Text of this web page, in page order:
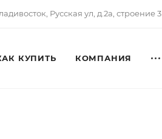
Русская ул, д.2а, строение 3
КУПИТЬ КОМПАНИЯ